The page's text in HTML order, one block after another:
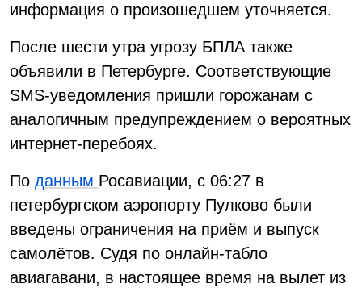
информация о произошедшем уточняется.
После шести утра угрозу БПЛА также
объявили в Петербурге. Соответствующие
SMS-уведомления пришли горожанам с
аналогичным предупреждением о вероятных
интернет-перебоях.
По данным Росавиации, с 06:27 в
петербургском аэропорту Пулково были
введены ограничения на приём и выпуск
самолётов. Судя по онлайн-табло
авиагавани, в настоящее время на вылет из